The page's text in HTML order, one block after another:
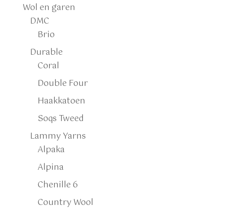
Wol en garen
DMC
Brio
Durable
Coral
Double Four
Haakkatoen
Soqs Tweed
Lammy Yarns
Alpaka
Alpina
Chenille 6
Country Wool